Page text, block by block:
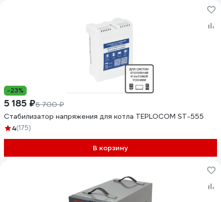
-23%
5 185 ₽6 700 ₽
Стабилизатор напряжения для котла TEPLOCOM ST-555
4(175)
В корзину